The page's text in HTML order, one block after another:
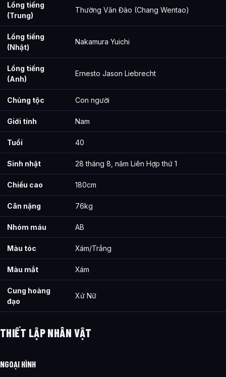
Lồng tiếng
(Trung)
Thường Văn Đào (Chang Wentao)
Lồng tiếng
(Nhật)
Nakamura Yuichi
Lồng tiếng
(Anh)
Ernesto Jason Liebrecht
Chủng tộc Con người
Giới tính Nam
Tuổi 40
Sinh nhật 28 tháng 8, năm Liên Hợp thứ 1
Chiều cao 180cm
Cân nặng 76kg
Nhóm máu AB
Màu tóc Xám/Trắng
Màu mắt Xám
Cung hoàng
đạo
Xử Nữ
THIẾT LẬP NHÂN VẬT
NGOẠI HÌNH